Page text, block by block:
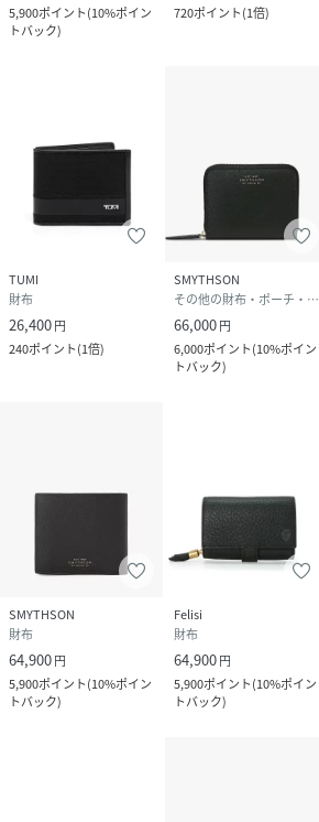
5,900ポイント(10%ポイン
トバック)
720ポイント(1倍)
TUMI
財布
26,400円
240ポイント(1倍)
SMYTHSON
その他の財布・ポーチ・ケース
66,000円
6,000ポイント(10%ポイン
トバック)
SMYTHSON
財布
64,900円
5,900ポイント(10%ポイン
トバック)
Felisi
財布
64,900円
5,900ポイント(10%ポイン
トバック)